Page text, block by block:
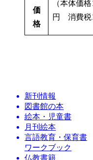
価
格
（本体価
円 消費税
新刊情報
図書館の本
絵本・児童書
月刊絵本
言語教育・保育書
ワークブック
仏教書籍